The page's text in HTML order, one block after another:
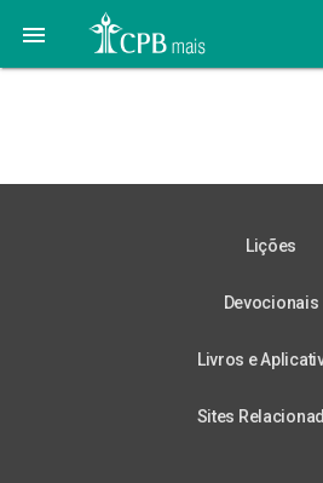

Lições
Devocionais
Livros e
Sites